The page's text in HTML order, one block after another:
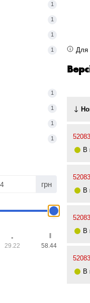
1
1
1
1
1
1
1
1
грн
29.22 58.44
Для
В
В
В
В